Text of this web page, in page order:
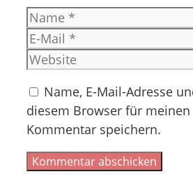
Name
Name, E-Mail-Adresse
diesem Browser für
Kommentar speichern.